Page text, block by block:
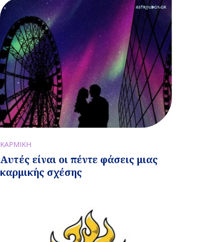
ΚΑΡΜΙΚΗ
Αυτές είναι οι πέντε φάσεις μιας
καρμικής σχέσης